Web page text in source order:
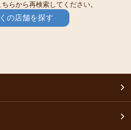
らから再検索してください。
の店舗を探す